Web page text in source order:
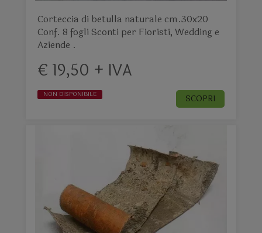
Corteccia di betulla naturale cm.30x20
Conf. 8 fogli Sconti per Fioristi, Wedding e
Aziende .
€ 19,50 + IVA
NON DISPONIBILE SCOPRI